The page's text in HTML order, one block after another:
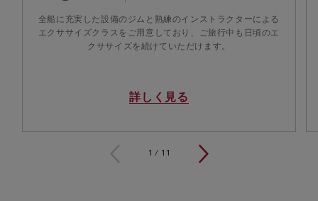
全船に充実した設備のジムと熟練のインストラクターによる
エクササイズクラスをご用意しており、ご旅行中も日頃のエ
クササイズを続けていただけます。
詳しく見る
1 / 11
1 / 11